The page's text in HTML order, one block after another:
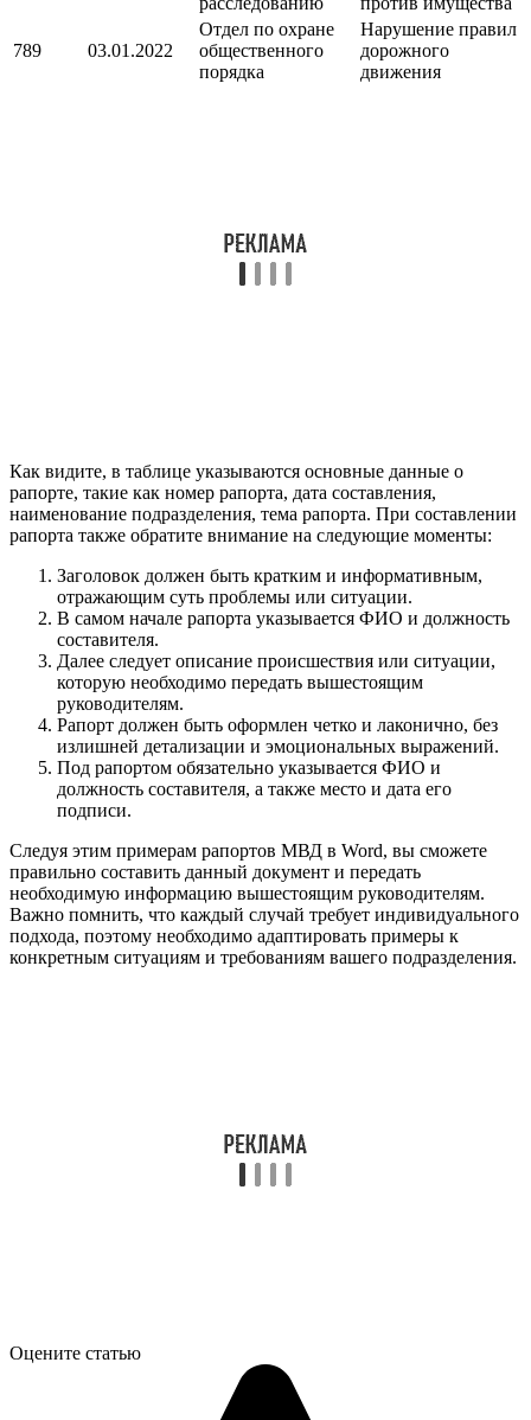
789 03.01.2022
Отдел по охране
общественного
порядка
Нарушение правил
дорожного
движения
Как видите, в таблице указываются основные данные о
рапорте, такие как номер рапорта, дата составления,
наименование подразделения, тема рапорта. При составлении
рапорта также обратите внимание на следующие моменты:
Заголовок должен быть кратким и информативным,
отражающим суть проблемы или ситуации.
В самом начале рапорта указывается ФИО и должность
составителя.
Далее следует описание происшествия или ситуации,
которую необходимо передать вышестоящим
руководителям.
Рапорт должен быть оформлен четко и лаконично, без
излишней детализации и эмоциональных выражений.
Под рапортом обязательно указывается ФИО и
должность составителя, а также место и дата его
подписи.
Следуя этим примерам рапортов МВД в Word, вы сможете
правильно составить данный документ и передать
необходимую информацию вышестоящим руководителям.
Важно помнить, что каждый случай требует индивидуального
подхода, поэтому необходимо адаптировать примеры к
конкретным ситуациям и требованиям вашего подразделения.
Оцените статью